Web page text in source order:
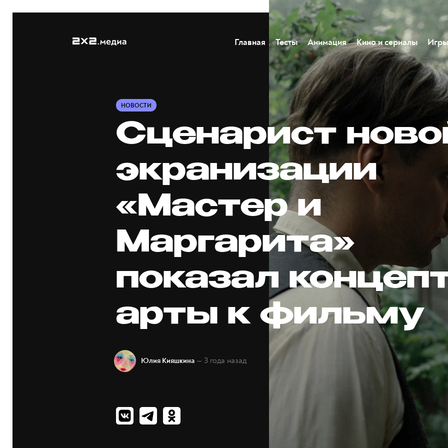
Главная Тесты Анимация Кино и сериалы Игры
НОВОСТИ
Сценарист
экранизации
«Мастер и
Маргарита»
показал
арты к фильму
Юлия Кияшкина — 3 года назад